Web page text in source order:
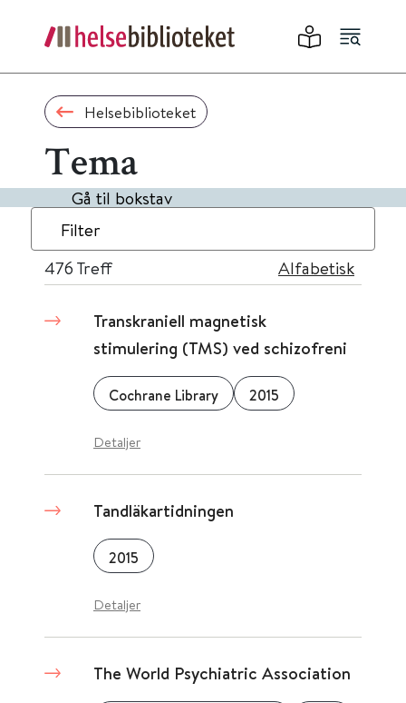
Helsebiblioteket
Tema
Gå til bokstav
Filter
476 Treff Alfabetisk
Transkraniell magnetisk
stimulering (TMS) ved schizofreni
Cochrane Library 2015
Detaljer
Tandläkartidningen
2015
Detaljer
The World Psychiatric Association